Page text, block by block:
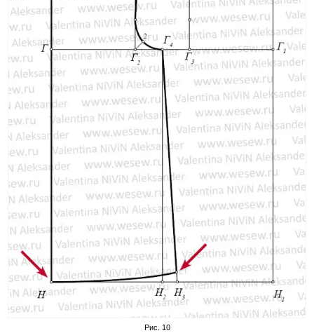
Рис. 10